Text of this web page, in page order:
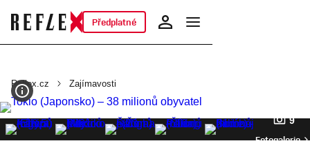
Předplatné
Reflex.cz Zajímavosti
9
Fotogalerie